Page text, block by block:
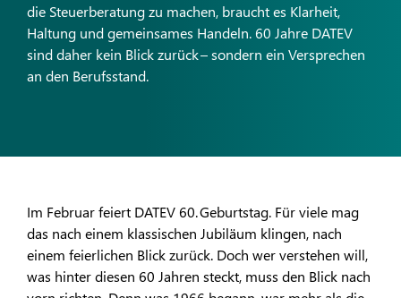
die Steuerberatung zu machen, braucht es Klarheit,
Haltung und gemeinsames Handeln. 60 Jahre DATEV
sind daher kein Blick zurück – sondern ein Versprechen
an den Berufsstand.
Im Februar feiert DATEV 60. Geburtstag. Für viele mag
das nach einem klassischen Jubiläum klingen, nach
einem feierlichen Blick zurück. Doch wer verstehen will,
was hinter diesen 60 Jahren steckt, muss den Blick nach